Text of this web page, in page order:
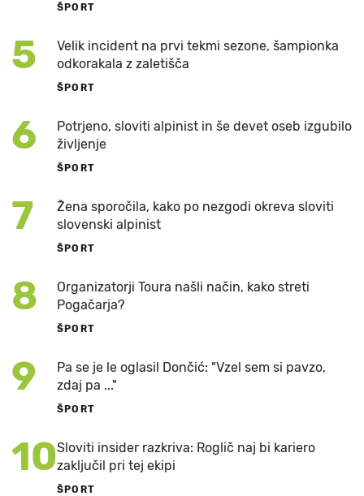
ŠPORT
5
Velik incident na prvi tekmi sezone, šampionka
odkorakala z zaletišča
ŠPORT
6
Potrjeno, sloviti alpinist in še devet oseb izgubilo
življenje
ŠPORT
7
Žena sporočila, kako po nezgodi okreva sloviti
slovenski alpinist
ŠPORT
8
Organizatorji Toura našli način, kako streti
Pogačarja?
ŠPORT
9
Pa se je le oglasil Dončić: "Vzel sem si pavzo,
zdaj pa ..."
ŠPORT
10Sloviti insider razkriva: Roglič naj bi kariero
zaključil pri tej ekipi
ŠPORT